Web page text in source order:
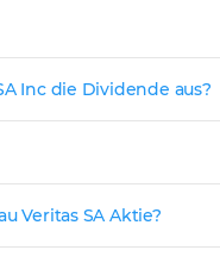
Inc die Dividende aus?
Veritas SA Aktie?